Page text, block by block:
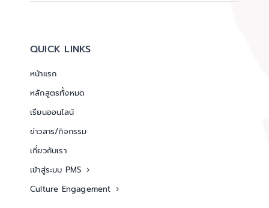
QUICK LINKS
หน้าแรก
หลักสูตรทั้งหมด
เรียนออนไลน์
ข่าวสาร/กิจกรรม
เกี่ยวกับเรา
เข้าสู่ระบบ PMS
Culture Engagement